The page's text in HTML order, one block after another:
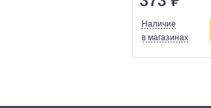
Наличие
в магазинах